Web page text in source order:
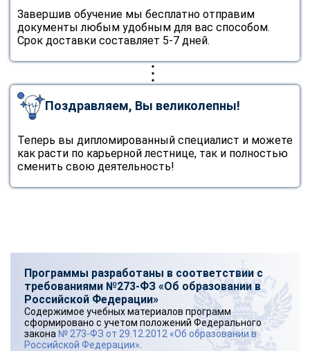
Завершив обучение мы бесплатно отправим
документы любым удобным для вас способом.
Срок доставки составляет 5-7 дней.
Поздравляем, Вы великолепны!
Теперь вы дипломированный специалист и можете
как расти по карьерной лестнице, так и полностью
сменить свою деятельность!
Программы разработаны в соответствии с
требованиями №273-ФЗ «Об образовании в
Российской Федерации»
Содержимое учебных материалов программ
сформировано с учетом положений Федерального
закона № 273-ФЗ от 29.12.2012 «Об образовании в
Российской Федерации»